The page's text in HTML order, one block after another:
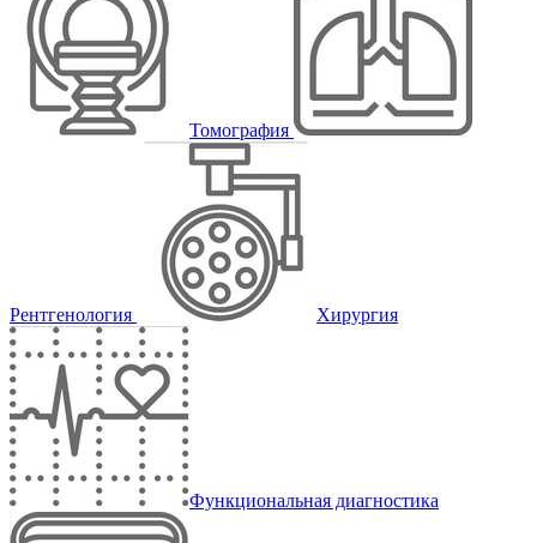
Томография
Рентгенология Хирургия
Функциональная диагностика